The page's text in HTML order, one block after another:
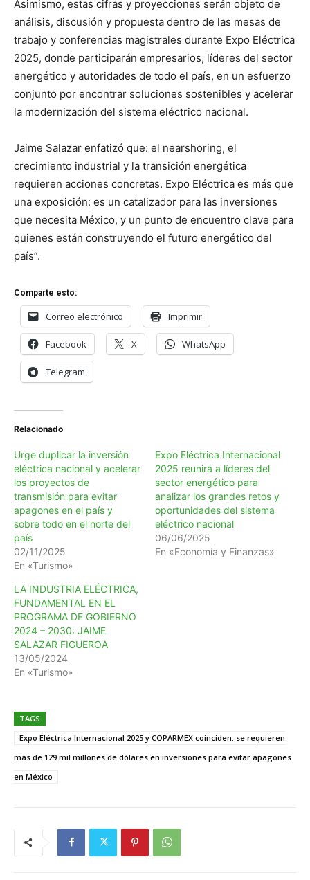
Asimismo, estas cifras y proyecciones serán objeto de
análisis, discusión y propuesta dentro de las mesas de
trabajo y conferencias magistrales durante Expo Eléctrica
2025, donde participarán empresarios, líderes del sector
energético y autoridades de todo el país, en un esfuerzo
conjunto por encontrar soluciones sostenibles y acelerar
la modernización del sistema eléctrico nacional.
Jaime Salazar enfatizó que: el nearshoring, el
crecimiento industrial y la transición energética
requieren acciones concretas. Expo Eléctrica es más que
una exposición: es un catalizador para las inversiones
que necesita México, y un punto de encuentro clave para
quienes están construyendo el futuro energético del
país”.
Comparte esto:
Correo electrónico Imprimir
Facebook X WhatsApp
Telegram
Relacionado
Urge duplicar la inversión
eléctrica nacional y acelerar
los proyectos de
transmisión para evitar
apagones en el país y
sobre todo en el norte del
país
02/11/2025
En «Turismo»
Expo Eléctrica Internacional
2025 reunirá a líderes del
sector energético para
analizar los grandes retos y
oportunidades del sistema
eléctrico nacional
06/06/2025
En «Economía y Finanzas»
LA INDUSTRIA ELÉCTRICA,
FUNDAMENTAL EN EL
PROGRAMA DE GOBIERNO
2024 – 2030: JAIME
SALAZAR FIGUEROA
13/05/2024
En «Turismo»
TAGS
Expo Eléctrica Internacional 2025 y COPARMEX coinciden: se requieren
más de 129 mil millones de dólares en inversiones para evitar apagones
en México